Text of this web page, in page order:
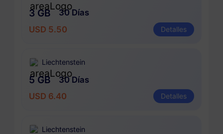
3 GB
30 Días
USD 5.50
Detalles
Liechtenstein
5 GB
30 Días
USD 6.40
Detalles
Liechtenstein